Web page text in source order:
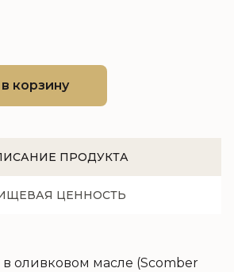
корзину
ПРОДУКТА
ЦЕННОСТЬ
оливковом масле (Scomber